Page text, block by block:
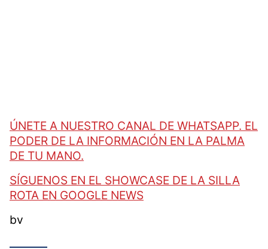
ÚNETE A NUESTRO CANAL DE WHATSAPP. EL
PODER DE LA INFORMACIÓN EN LA PALMA
DE TU MANO.
SÍGUENOS EN EL SHOWCASE DE LA SILLA
ROTA EN GOOGLE NEWS
bv